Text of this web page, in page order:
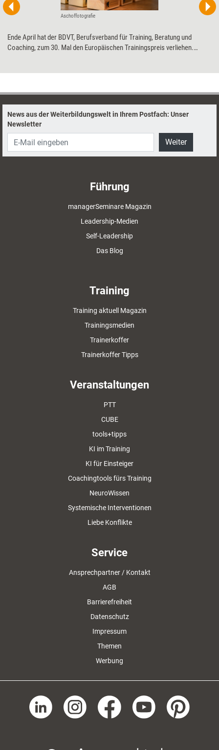
Aschoffotografie
Ende April hat der BDVT, Berufsverband für Training, Beratung und
Coaching, zum 30. Mal den Europäischen Trainingspreis verliehen.
News aus der Weiterbildungswelt in Ihrem Postfach: Unser
Newsletter
Weiter
Führung
managerSeminare Magazin
Leadership-Medien
Self-Leadership
Das Blog
Training
Training aktuell Magazin
Trainingsmedien
Trainerkoffer
Trainerkoffer Tipps
Veranstaltungen
PTT
CUBE
tools+tipps
KI im Training
KI für Einsteiger
Coachingtools fürs Training
NeuroWissen
Systemische Interventionen
Liebe Konflikte
Service
Ansprechpartner / Kontakt
AGB
Barrierefreiheit
Datenschutz
Impressum
Themen
Werbung